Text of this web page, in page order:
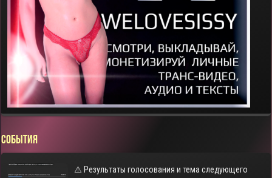
СОБЫТИЯ
⚠️ Результаты голосования и тема следующего